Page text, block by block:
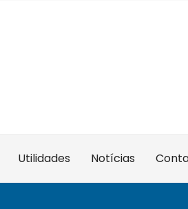
Utilidades Notícias